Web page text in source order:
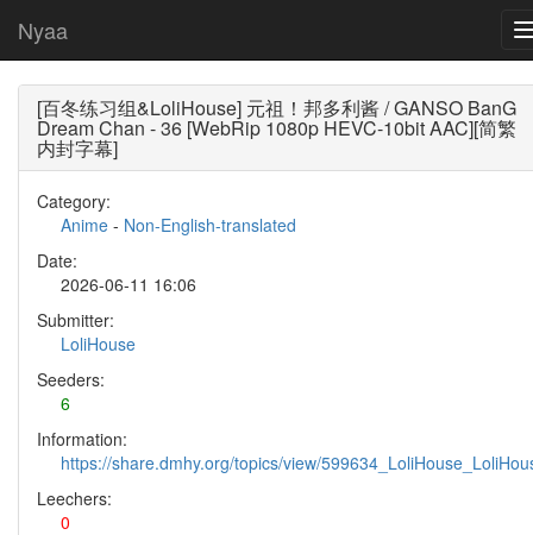
Nyaa
[百冬练习组&LoliHouse] 元祖！邦多利酱 / GANSO BanG
Dream Chan - 36 [WebRip 1080p HEVC-10bit AAC][简繁
内封字幕]
Category:
Anime - Non-English-translated
Date:
2026-06-11 16:06
Submitter:
LoliHouse
Seeders:
6
Information:
https://share.dmhy.org/topics/view/
Leechers:
0